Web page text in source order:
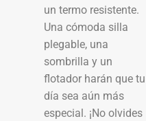
un termo resistente.
Una cómoda silla
plegable, una
sombrilla y un
flotador harán que tu
día sea aún más
especial. ¡No olvides